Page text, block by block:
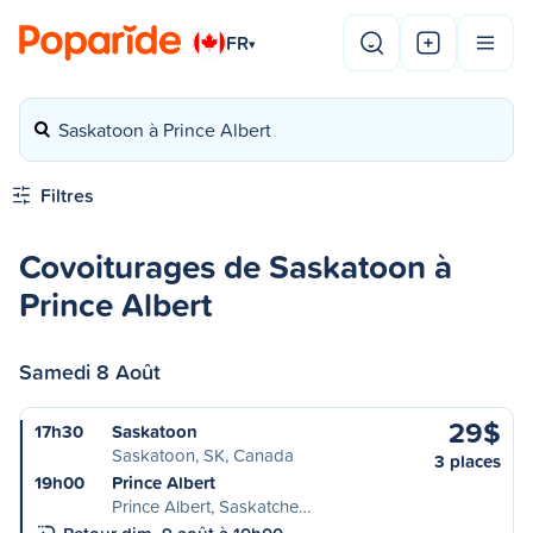
FR▾
Saskatoon à Prince Albert
Filtres
Covoiturages de Saskatoon à
Prince Albert
Samedi 8 Août
17h30
Saskatoon
Saskatoon, SK, Canada
19h00
Prince Albert
Prince Albert, Saskatche…
29$
3 places